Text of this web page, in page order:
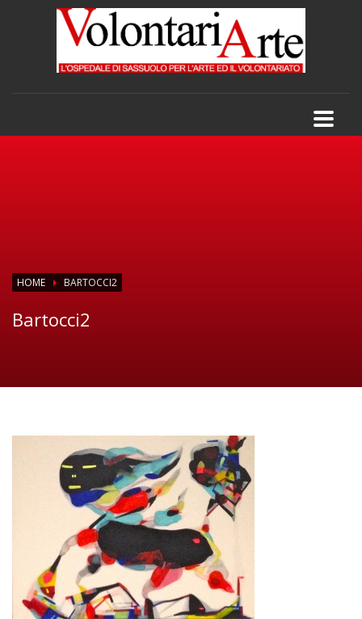
HOME BARTOCCI2
Bartocci2